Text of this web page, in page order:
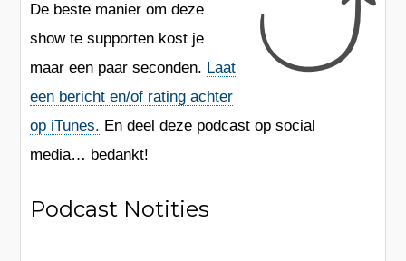
De beste manier om deze
show te supporten kost je
maar een paar seconden. Laat
een bericht en/of rating achter
op iTunes. Endeel deze podcast op social
media… bedankt!
Podcast Notities